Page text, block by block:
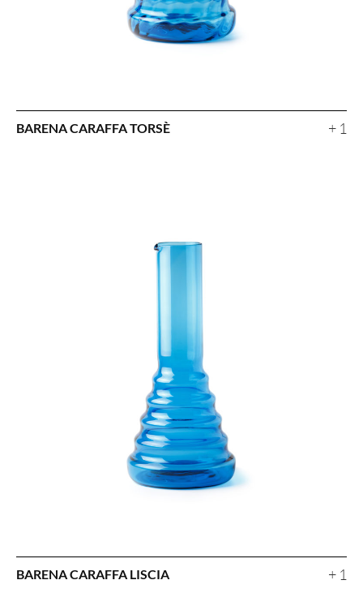
BARENA CARAFFA TORSÈ + 1
BARENA CARAFFA LISCIA + 1